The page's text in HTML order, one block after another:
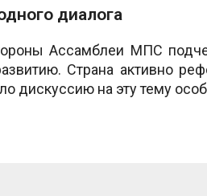
диалога
Ассамблеи МПС
Страна активно
дискуссию на эту тему